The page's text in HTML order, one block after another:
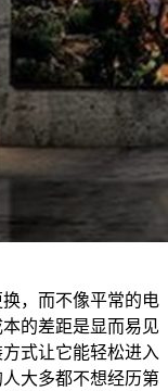
，而不像平常的电
的差距是显而易见
式让它能轻松进入
大多都不想经历第